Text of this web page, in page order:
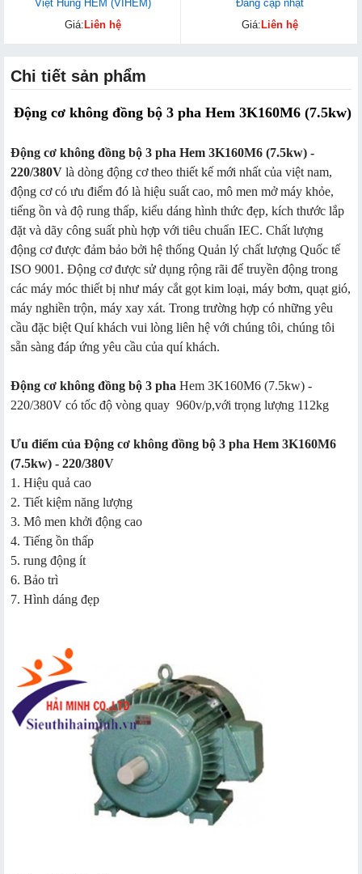
Việt Hung HEM (VIHEM)
Giá:Liên hệ
Đang cập nhật
Giá:Liên hệ
Chi tiết sản phẩm
Động cơ không đồng bộ 3 pha Hem 3K160M6 (7.5kw)
Động cơ không đồng bộ 3 pha Hem 3K160M6 (7.5kw) -
220/380V là dòng động cơ theo thiết kế mới nhất của việt nam,
động cơ có ưu điểm đó là hiệu suất cao, mô men mở máy khỏe,
tiếng ồn và độ rung thấp, kiểu dáng hình thức đẹp, kích thước lắp
đặt và dãy công suất phù hợp với tiêu chuẩn IEC. Chất lượng
động cơ được đảm bảo bởi hệ thống Quản lý chất lượng Quốc tế
ISO 9001. Động cơ được sử dụng rộng rãi để truyền động trong
các máy móc thiết bị như máy cắt gọt kim loại, máy bơm, quạt gió,
máy nghiền trộn, máy xay xát. Trong trường hợp có những yêu
cầu đặc biệt Quí khách vui lòng liên hệ với chúng tôi, chúng tôi
sẵn sàng đáp ứng yêu cầu của quí khách.
Động cơ không đồng bộ 3 pha Hem 3K160M6 (7.5kw) -
220/380V có tốc độ vòng quay 960v/p,với trọng lượng 112kg
Ưu điểm của Động cơ không đồng bộ 3 pha Hem 3K160M6
(7.5kw) - 220/380V
1. Hiệu quả cao
2. Tiết kiệm năng lượng
3. Mô men khởi động cao
4. Tiếng ồn thấp
5. rung động ít
6. Bảo trì
7. Hình dáng đẹp